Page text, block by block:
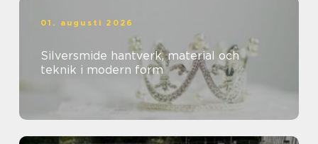
01. augusti 2026
Silversmide hantverk, material och
teknik i modern form